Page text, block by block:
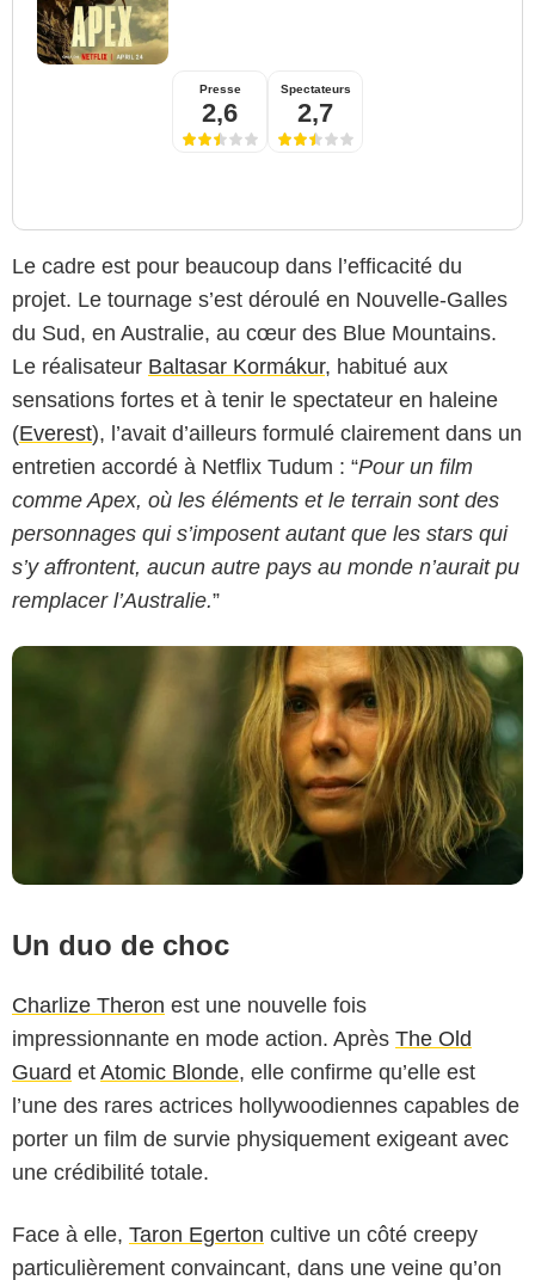
Presse
2,6
Spectateurs
2,7
Le cadre est pour beaucoup dans l’efficacité du
projet. Le tournage s’est déroulé en Nouvelle-Galles
du Sud, en Australie, au cœur des Blue Mountains.
Le réalisateur Baltasar Kormákur, habitué aux
sensations fortes et à tenir le spectateur en haleine
(Everest), l’avait d’ailleurs formulé clairement dans un
entretien accordé à Netflix Tudum : “Pour un film
comme Apex, où les éléments et le terrain sont des
personnages qui s’imposent autant que les stars qui
s’y affrontent, aucun autre pays au monde n’aurait pu
remplacer l’Australie.”
Capture d'écran Netflix
Un duo de choc
Charlize Theron est une nouvelle fois
impressionnante en mode action. Après The Old
Guard et Atomic Blonde, elle confirme qu’elle est
l’une des rares actrices hollywoodiennes capables de
porter un film de survie physiquement exigeant avec
une crédibilité totale.
Face à elle, Taron Egerton cultive un côté creepy
particulièrement convaincant, dans une veine qu’on
Kane Skennar/Netflix